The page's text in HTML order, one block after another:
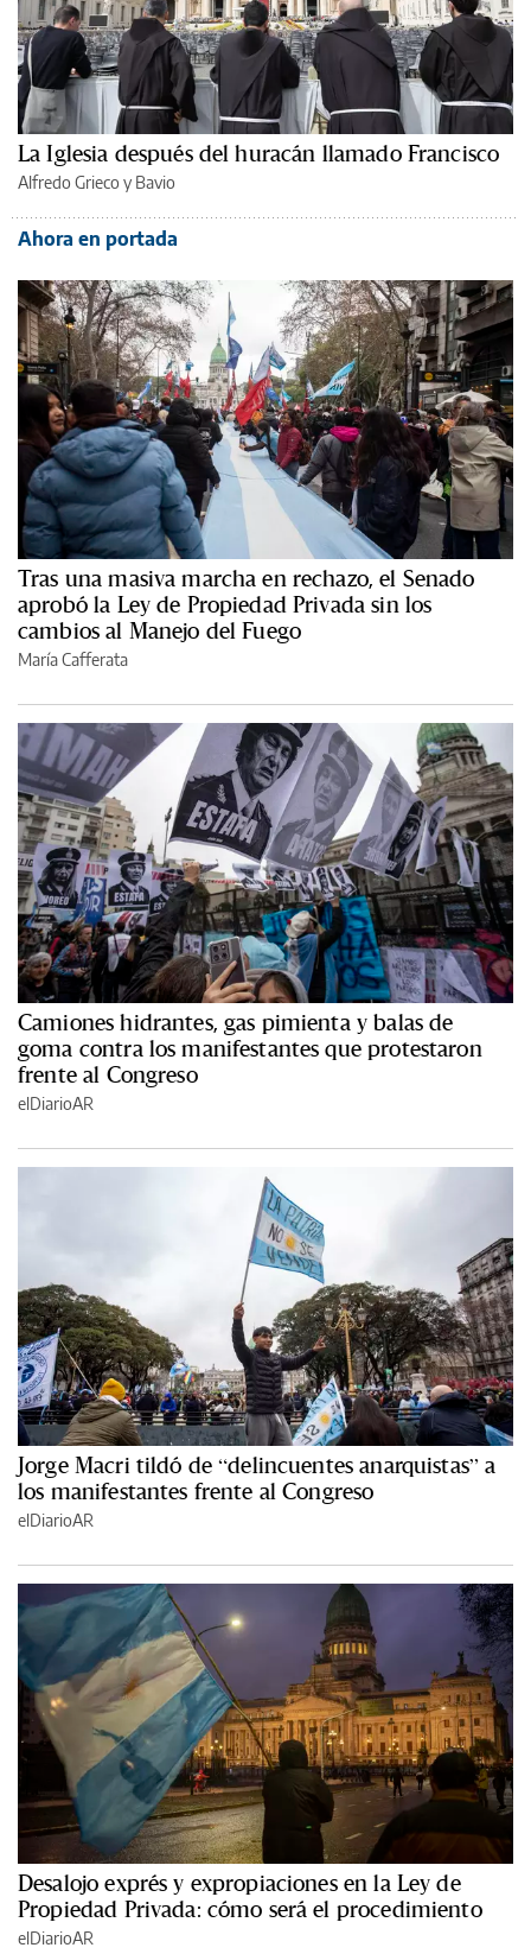
La Iglesia después del huracán llamado Francisco
Alfredo Grieco y Bavio
Ahora en portada
Tras una masiva marcha en rechazo, el Senado
aprobó la Ley de Propiedad Privada sin los
cambios al Manejo del Fuego
María Cafferata
Camiones hidrantes, gas pimienta y balas de
goma contra los manifestantes que protestaron
frente al Congreso
elDiarioAR
Jorge Macri tildó de “delincuentes anarquistas” a
los manifestantes frente al Congreso
elDiarioAR
Desalojo exprés y expropiaciones en la Ley de
Propiedad Privada: cómo será el procedimiento
elDiarioAR